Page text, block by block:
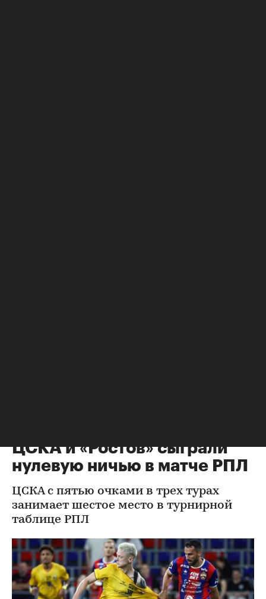
ЦСКА и «Ростов» сыграли
нулевую ничью в матче РПЛ
ЦСКА с пятью очками в трех турах
занимает шестое место в турнирной
таблице РПЛ